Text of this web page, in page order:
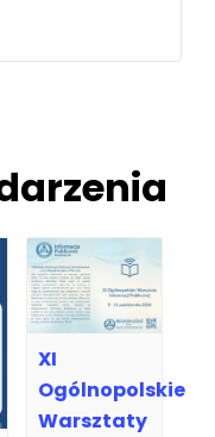
XI
Ogólnopolskie
Warsztaty